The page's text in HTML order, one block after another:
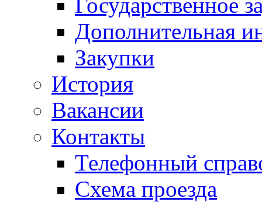
Дополнительная
Закупки
История
Вакансии
Контакты
Телефонный
Схема проезда